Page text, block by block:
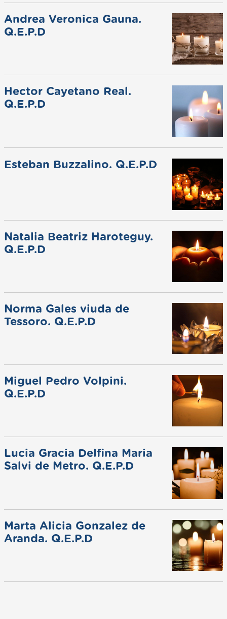
Andrea Veronica Gauna.
Q.E.P.D
Hector Cayetano Real.
Q.E.P.D
Esteban Buzzalino. Q.E.P.D
Natalia Beatriz Haroteguy.
Q.E.P.D
Norma Gales viuda de
Tessoro. Q.E.P.D
Miguel Pedro Volpini.
Q.E.P.D
Lucia Gracia Delfina Maria
Salvi de Metro. Q.E.P.D
Marta Alicia Gonzalez de
Aranda. Q.E.P.D